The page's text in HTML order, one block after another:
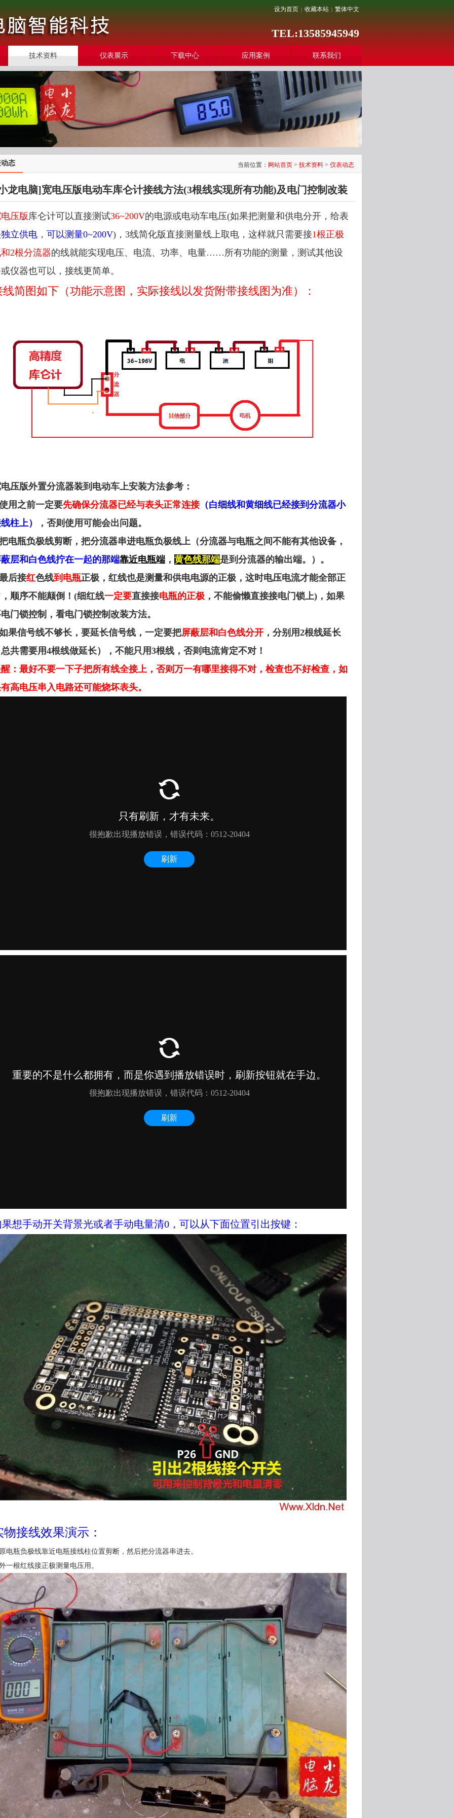
设为首页 | 收藏本站 | 繁体中文
TEL:13585945949
技术资料 仪表展示 下载中心 应用案例 联系我们
当前位置： 网站首页 > 技术资料 > 仪表动态
态
龙电脑]宽电压版电动车库仑计接线方法(3根线实现所有功能)及电门控制改装
压版 库仑计可以直接测试36~200V的电源或电动车电压(如果把测量和供电分开，给表
独立供电 ， 可以测量0~200V)，3线简化版直接测量线上取电，这样就只需要接1根正极
2根分流器的线就能实现电压、电流、功率、电量……所有功能的测量，测试其他设
仪器也可以，接线更简单。
线简图如下（功能示意图，实际接线以发货附带接线图为准）：
压版外置分流器装到电动车上安装方法参考：
用之前一定要先确保分流器已经与表头正常连接（白细线和黄细线已经接到分流器小
柱上）
，否则使用可能会出问题。
电瓶负极线剪断，把分流器串进电瓶负极线上（分流器与电瓶之间不能有其他设备，
层和白色线拧在一起的那端靠近电瓶端 ， 黄色线那端是到分流器的输出端。）。
后接红色线到电瓶正极，红线也是测量和供电电源的正极，这时电压电流才能全部正
顺序不能颠倒！ (细红线一定要直接接电瓶的正极 ，不能偷懒直接接电门锁上)，如果
门锁控制，看电门锁控制改装方法。
果信号线不够长，要延长信号线，一定要把屏蔽层和白色线分开 ，分别用2根线延长
共需要用4根线做延长），不能只用3根线，否则电流肯定不对！
：最好不要一下子把所有线全接上，否则万一有哪里接得不对，检查也不好检查，如
高电压串入电路还可能烧坏表头。
想手动开关背景光或者手动电量清0，可以从下面位置引出按键：
物接线效果演示：
电瓶负极线靠近电瓶接线柱位置剪断，然后把分流器串进去。
一根红线接正极测量电压用。